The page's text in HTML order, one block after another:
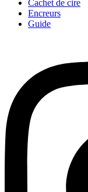
Cachet de cire
Encreurs
Guide